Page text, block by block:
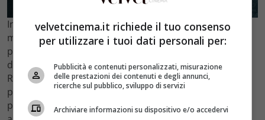
In quarta posizione troviamo sempre un successo
made in Italy conLa Cena di NatalediFausto Brizzi
protagonisti
Laura Chiatti e Riccardo Scamarcio
dal romanzo di Luca Bianchini (Qui l’articolo completo
Rispetto alla settimana precedente slitta di una
posizione, ottenendo 554.475€. In quinta ed ultima
posizione della classifica dei film più visti troviamo un
velvetcinema.it richiede il tuo consenso
per utilizzare i tuoi dati personali per:
Pubblicità e contenuti personalizzati, misurazione
delle prestazioni dei contenuti e degli annunci,
ricerche sul pubblico, sviluppo di servizi
Archiviare informazioni su dispositivo e/o accedervi